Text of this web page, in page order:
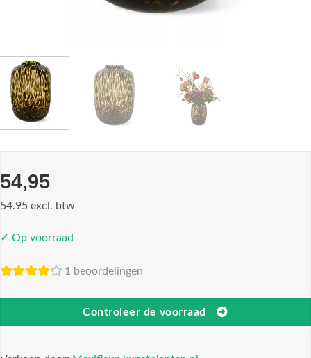
54,95
54.95 excl. btw
✓ Op voorraad
1 beoordelingen
Controleer de voorraad